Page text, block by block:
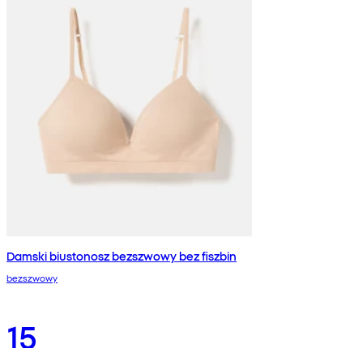
Damski biustonosz bezszwowy bez fiszbin
bezszwowy
15